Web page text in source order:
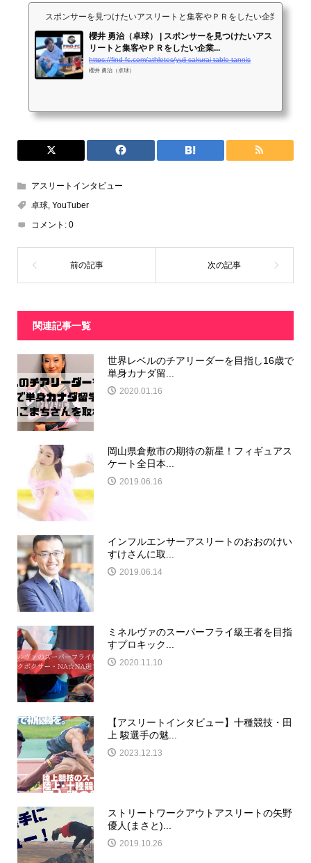
スポンサーを見つけたいアスリートと集客やＰＲをしたい企業が出会
櫻井 勇治（卓球） | スポンサーを見つけたいアス
リートと集客やＰＲをしたい企業...
https://find-fc.com/athletes/yuji-sakurai-table-tannis
櫻井 勇治（卓球）
アスリートインタビュー
卓球, YouTuber
コメント: 0
関連記事一覧
世界レベルのチアリーダーを目指し16歳で
単身カナダ留...
2020.01.16
岡山県倉敷市の期待の新星！フィギュアス
ケート全日本...
2019.06.16
インフルエンサーアスリートのおおのけい
すけさんに取...
2019.06.14
ミネルヴァのスーパーフライ級王者を目指
すプロキック...
2020.11.10
【アスリートインタビュー】十種競技・田
上 駿選手の魅...
2023.12.13
ストリートワークアウトアスリートの矢野
優人(まさと)...
2019.10.26